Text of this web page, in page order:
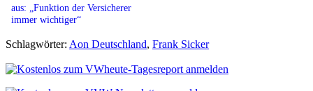
aus: „Funktion der Versicherer
immer wichtiger“
Schlagwörter: Aon Deutschland, Frank Sicker